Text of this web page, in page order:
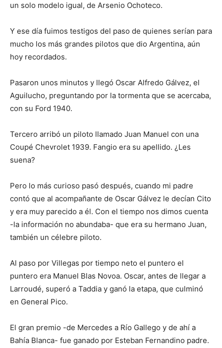
un solo modelo igual, de Arsenio Ochoteco.
Y ese día fuimos testigos del paso de quienes serían para
mucho los más grandes pilotos que dio Argentina, aún
hoy recordados.
Pasaron unos minutos y llegó Oscar Alfredo Gálvez, el
Aguilucho, preguntando por la tormenta que se acercaba,
con su Ford 1940.
Tercero arribó un piloto llamado Juan Manuel con una
Coupé Chevrolet 1939. Fangio era su apellido. ¿Les
suena?
Pero lo más curioso pasó después, cuando mi padre
contó que al acompañante de Oscar Gálvez le decían Cito
y era muy parecido a él. Con el tiempo nos dimos cuenta
-la información no abundaba- que era su hermano Juan,
también un célebre piloto.
Al paso por Villegas por tiempo neto el puntero el
puntero era Manuel Blas Novoa. Oscar, antes de llegar a
Larroudé, superó a Taddia y ganó la etapa, que culminó
en General Pico.
El gran premio -de Mercedes a Río Gallego y de ahí a
Bahía Blanca- fue ganado por Esteban Fernandino padre.